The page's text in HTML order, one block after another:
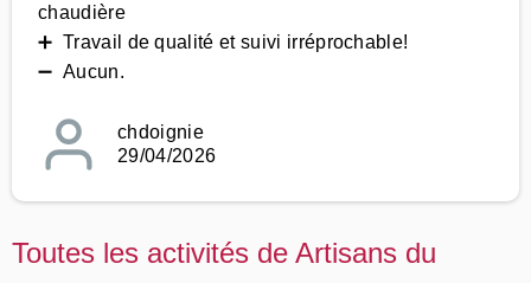
chaudière
➕ Travail de qualité et suivi irréprochable!
➖ Aucun.
chdoignie
29/04/2026
Toutes les activités de Artisans du